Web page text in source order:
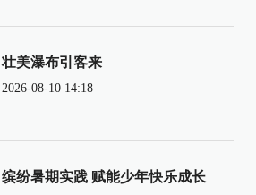
壮美瀑布引客来
2026-08-10 14:18
缤纷暑期实践 赋能少年快乐成长